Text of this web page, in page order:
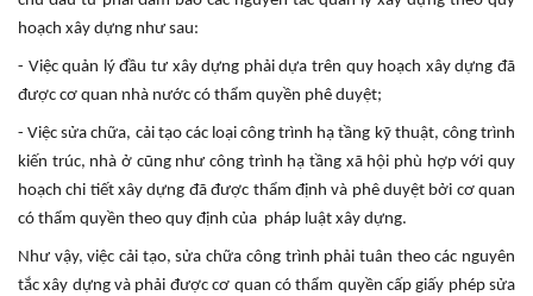
hoạch xây dựng như sau:
- Việc quản lý đầu tư xây dựng phải dựa trên quy hoạch xây dựng đã
được cơ quan nhà nước có thẩm quyền phê duyệt;
- Việc sửa chữa, cải tạo các loại công trình hạ tầng kỹ thuật, công trình
kiến trúc, nhà ở cũng như công trình hạ tầng xã hội phù hợp với quy
hoạch chi tiết xây dựng đã được thẩm định và phê duyệt bởi cơ quan
có thẩm quyền theo quy định của pháp luật xây dựng.
Như vậy, việc cải tạo, sửa chữa công trình phải tuân theo các nguyên
tắc xây dựng và phải được cơ quan có thẩm quyền cấp giấy phép sửa